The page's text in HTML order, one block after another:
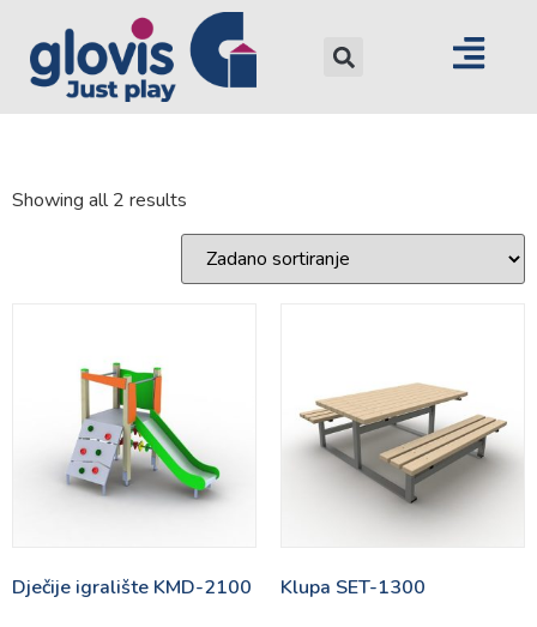
Showing all 2 results
Dječije igralište KMD-2100 Klupa SET-1300